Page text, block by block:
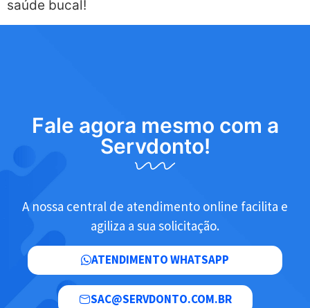
saúde bucal!
Fale agora mesmo com a
Servdonto!
A nossa central de atendimento online facilita e
agiliza a sua solicitação.
ATENDIMENTO WHATSAPP
SAC@SERVDONTO.COM.BR